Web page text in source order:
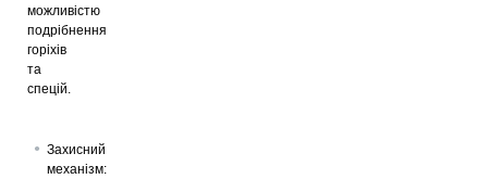
можливістю
подрібнення
горіхів
та
спецій.
Захисний
механізм: